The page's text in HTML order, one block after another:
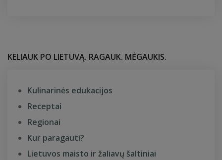
KELIAUK PO LIETUVĄ. RAGAUK. MĖGAUKIS.
Kulinarinės edukacijos
Receptai
Regionai
Kur paragauti?
Lietuvos maisto ir žaliavų šaltiniai